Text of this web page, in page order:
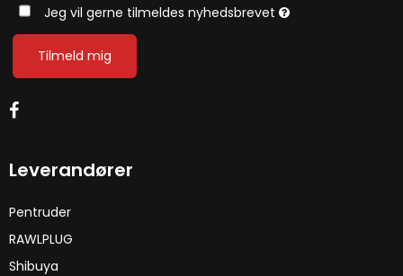
Jeg vil gerne tilmeldes nyhedsbrevet
Tilmeld mig
Leverandører
Pentruder
RAWLPLUG
Shibuya